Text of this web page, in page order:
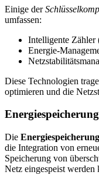
Einige der
umfassen:
Intelligente Zähler
Energie-
Diese Technologien
optimieren und die
Die Energiespeicherung
die Integration von
Speicherung von
Netz eingespeist werden